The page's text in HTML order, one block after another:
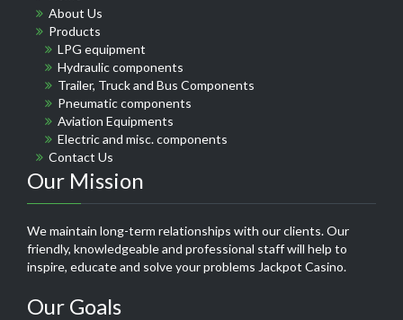
About Us
Products
LPG equipment
Hydraulic components
Trailer, Truck and Bus Components
Pneumatic components
Aviation Equipments
Electric and misc. components
Contact Us
Our Mission
We maintain long-term relationships with our clients. Our
friendly, knowledgeable and professional staff will help to
inspire, educate and solve your problems Jackpot Casino.
Our Goals